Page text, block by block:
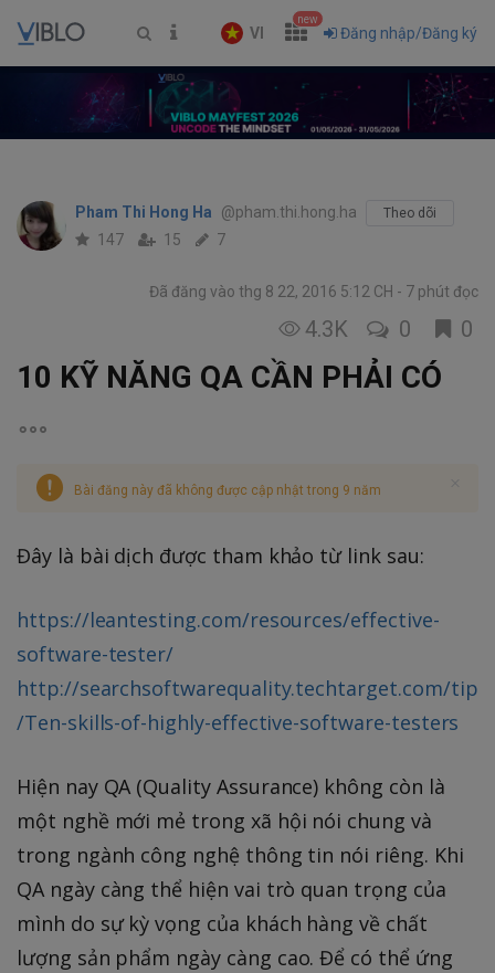
VI
new
Đăng nhập/Đăng ký
Pham Thi Hong Ha @pham.thi.hong.ha Theo dõi
147 15 7
Đã đăng vào thg 8 22, 2016 5:12 CH 7 phút đọc
4.3K 0 0
10 KỸ NĂNG QA CẦN PHẢI CÓ
Bài đăng này đã không được cập nhật trong 9 năm
Đây là bài dịch được tham khảo từ link sau:
https://leantesting.com/resources/effective-
software-tester/
http://searchsoftwarequality.techtarget.com/tip
/Ten-skills-of-highly-effective-software-testers
Hiện nay QA (Quality Assurance) không còn là
một nghề mới mẻ trong xã hội nói chung và
trong ngành công nghệ thông tin nói riêng. Khi
QA ngày càng thể hiện vai trò quan trọng của
mình do sự kỳ vọng của khách hàng về chất
lượng sản phẩm ngày càng cao. Để có thể ứng